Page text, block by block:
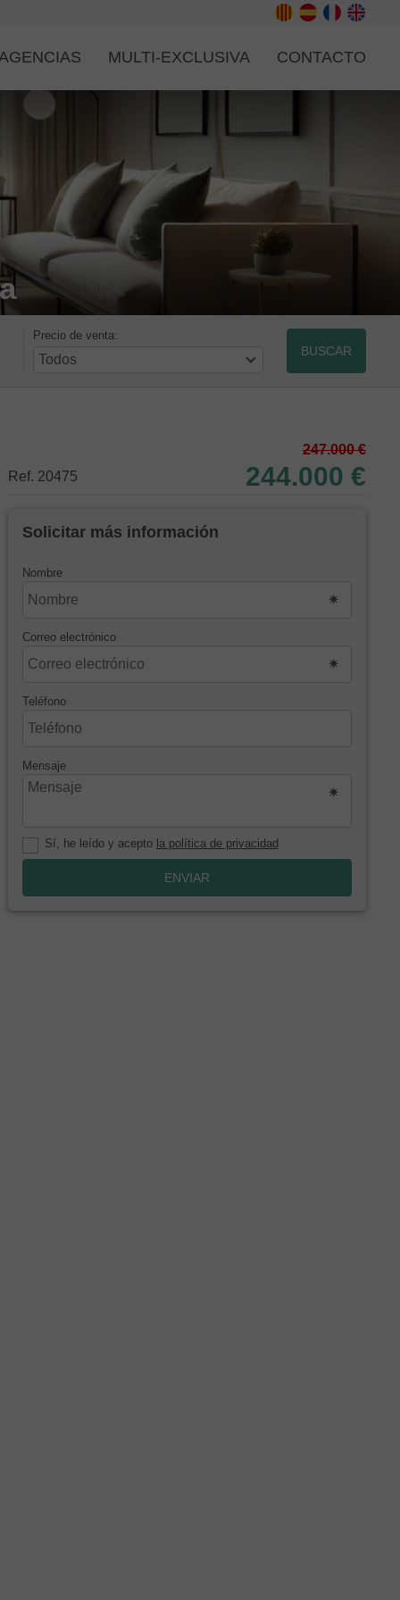
MULTI-EXCLUSIVA CONTACTO
Precio de venta:
BUSCAR
Ref. 20475
247.000 €
244.000 €
Solicitar más información
Nombre
Correo electrónico
Teléfono
Mensaje
Sí, he leído y acepto la política de privacidad
ENVIAR